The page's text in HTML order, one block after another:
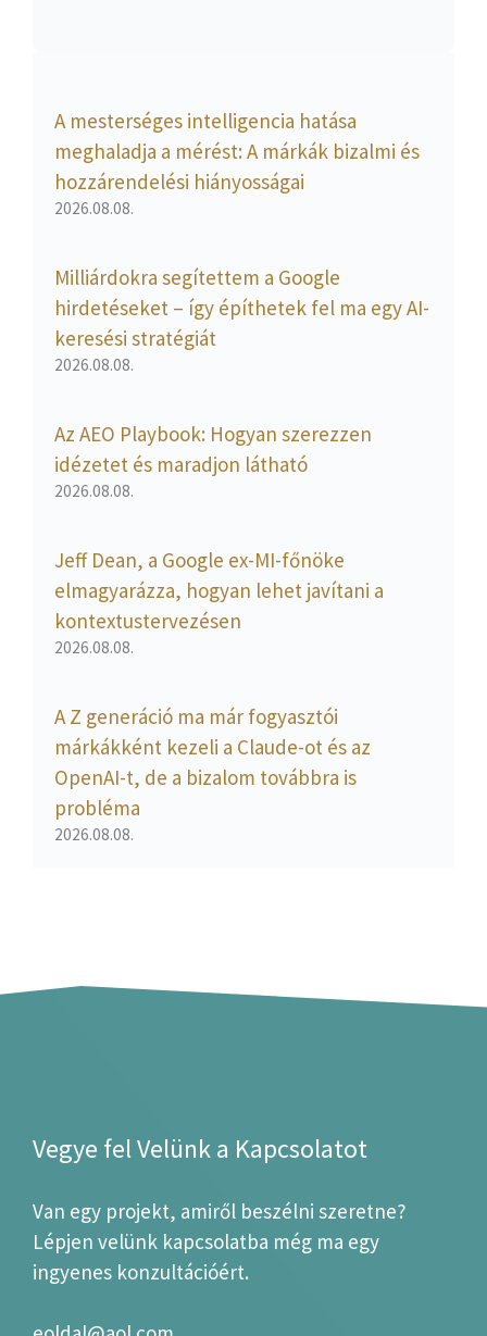
A mesterséges intelligencia hatása
meghaladja a mérést: A márkák bizalmi és
hozzárendelési hiányosságai
2026.08.08.
Milliárdokra segítettem a Google
hirdetéseket – így építhetek fel ma egy AI-
keresési stratégiát
2026.08.08.
Az AEO Playbook: Hogyan szerezzen
idézetet és maradjon látható
2026.08.08.
Jeff Dean, a Google ex-MI-főnöke
elmagyarázza, hogyan lehet javítani a
kontextustervezésen
2026.08.08.
A Z generáció ma már fogyasztói
márkákként kezeli a Claude-ot és az
OpenAI-t, de a bizalom továbbra is
probléma
2026.08.08.
Vegye fel Velünk a Kapcsolatot
Van egy projekt, amiről beszélni szeretne?
Lépjen velünk kapcsolatba még ma egy
ingyenes konzultációért.